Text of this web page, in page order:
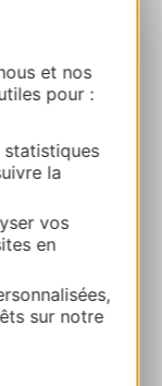
et nos
pour :
statistiques
la
vos
en
sur notre